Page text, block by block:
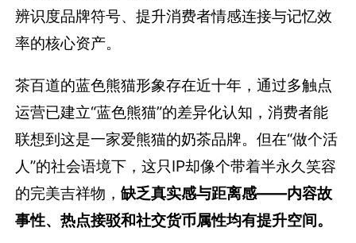
辨识度品牌符号、提升消费者情感连接与记忆效
率的核心资产。
茶百道的蓝色熊猫形象存在近十年，通过多触点
运营已建立“蓝色熊猫”的差异化认知，消费者能
联想到这是一家爱熊猫的奶茶品牌。但在“做个活
人”的社会语境下，这只IP却像个带着半永久笑容
的完美吉祥物，缺乏真实感与距离感——内容故
事性、热点接驳和社交货币属性均有提升空间。